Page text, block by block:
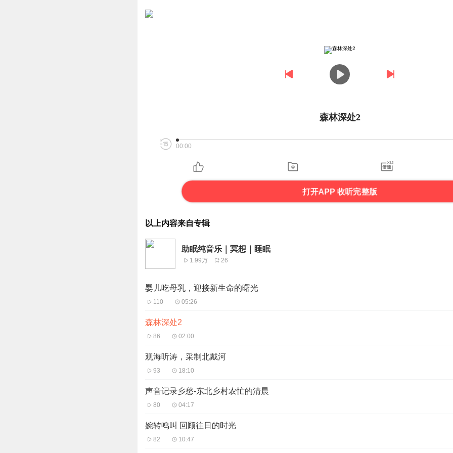
森林深处2
00:00
打开APP 收听完整版
以上内容来自专辑
助眠纯音乐｜冥想｜睡眠
1.99万 26
婴儿吃母乳，迎接新生命的曙光
110 05:26
森林深处2
86 02:00
观海听涛，采制北戴河
93 18:10
声音记录乡愁-东北乡村农忙的清晨
80 04:17
婉转鸣叫 回顾往日的时光
82 10:47